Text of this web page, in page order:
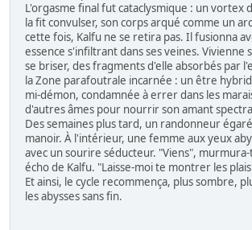
L'orgasme final fut cataclysmique : un vortex
la fit convulser, son corps arqué comme un
cette fois, Kalfu ne se retira pas. Il fusionna
essence s'infiltrant dans ses veines. Vivienne
se briser, des fragments d'elle absorbés par
la Zone parafoutrale incarnée : un être
mi-démon, condamnée à errer dans les
d'autres âmes pour nourrir son amant
Des semaines plus tard, un randonneur
manoir. À l'intérieur, une femme aux yeux
avec un sourire séducteur. "Viens",
écho de Kalfu. "Laisse-moi te montrer les
Et ainsi, le cycle recommença, plus sombre,
les abysses sans fin.